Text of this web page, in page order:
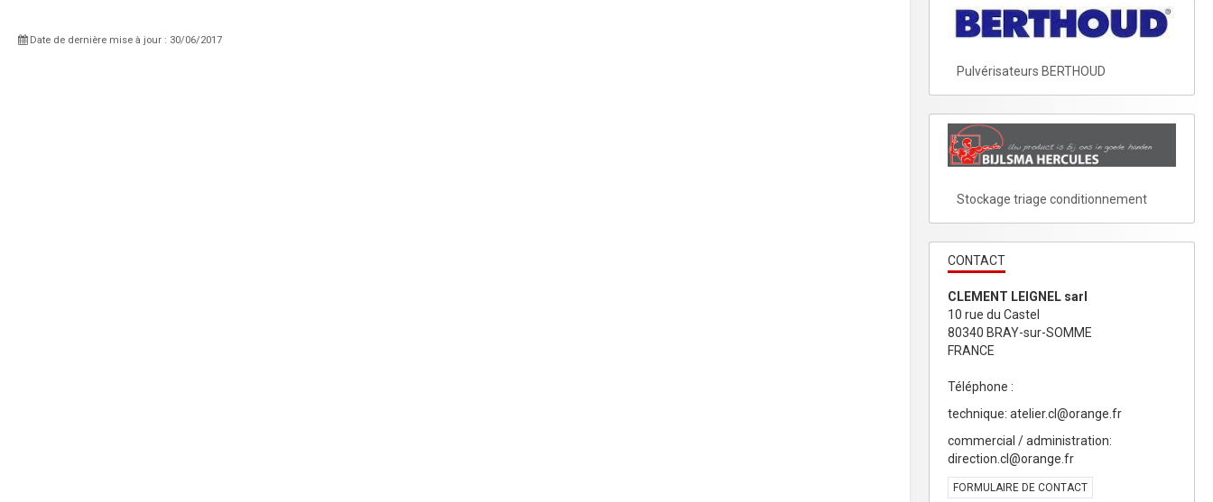
Date de dernière mise à jour : 30/06/2017
Pulvérisateurs BERTHOUD
Stockage triage conditionnement
CONTACT
CLEMENT LEIGNEL sarl
10 rue du Castel
80340 BRAY-sur-SOMME
FRANCE
Téléphone :
technique: atelier.cl@orange.fr
commercial / administration:
direction.cl@orange.fr
FORMULAIRE DE CONTACT